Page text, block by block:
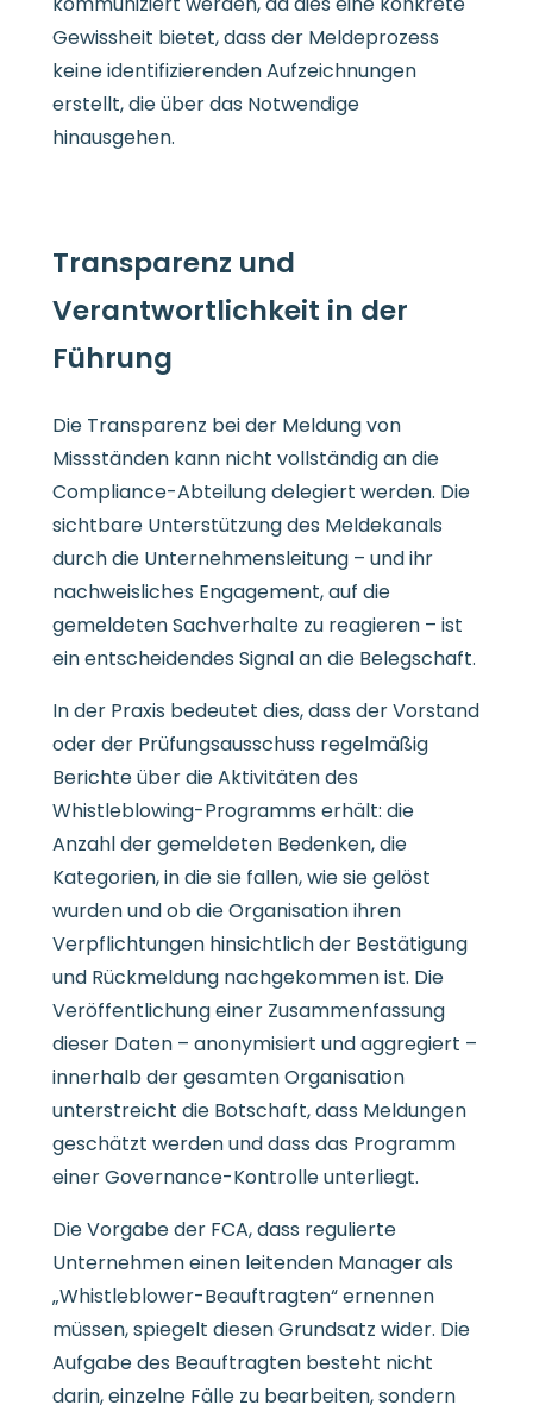
Gewissheit bietet, dass der Meldeprozess
keine identifizierenden Aufzeichnungen
erstellt, die über das Notwendige
hinausgehen.
Transparenz und
Verantwortlichkeit in der
Führung
Die Transparenz bei der Meldung von
Missständen kann nicht vollständig an die
Compliance-Abteilung delegiert werden. Die
sichtbare Unterstützung des Meldekanals
durch die Unternehmensleitung – und ihr
nachweisliches Engagement, auf die
gemeldeten Sachverhalte zu reagieren – ist
ein entscheidendes Signal an die Belegschaft.
In der Praxis bedeutet dies, dass der Vorstand
oder der Prüfungsausschuss regelmäßig
Berichte über die Aktivitäten des
Whistleblowing-Programms erhält: die
Anzahl der gemeldeten Bedenken, die
Kategorien, in die sie fallen, wie sie gelöst
wurden und ob die Organisation ihren
Verpflichtungen hinsichtlich der Bestätigung
und Rückmeldung nachgekommen ist. Die
Veröffentlichung einer Zusammenfassung
dieser Daten – anonymisiert und aggregiert –
innerhalb der gesamten Organisation
unterstreicht die Botschaft, dass Meldungen
geschätzt werden und dass das Programm
einer Governance-Kontrolle unterliegt.
Die Vorgabe der FCA, dass regulierte
Unternehmen einen leitenden Manager als
„Whistleblower-Beauftragten“ ernennen
müssen, spiegelt diesen Grundsatz wider. Die
Aufgabe des Beauftragten besteht nicht
darin, einzelne Fälle zu bearbeiten, sondern